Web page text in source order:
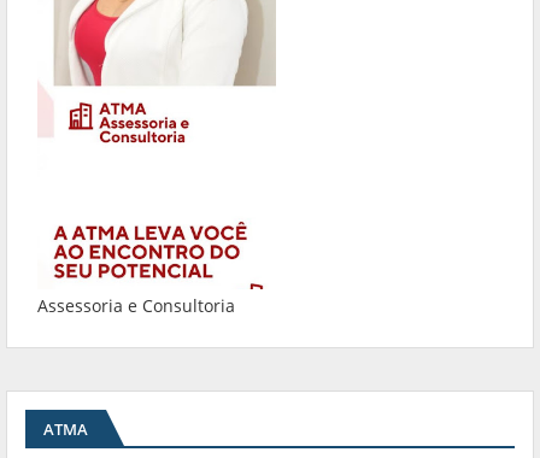
Assessoria e Consultoria
ATMA